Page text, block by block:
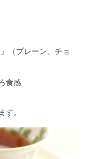
（プレーン、チョ
食感
。